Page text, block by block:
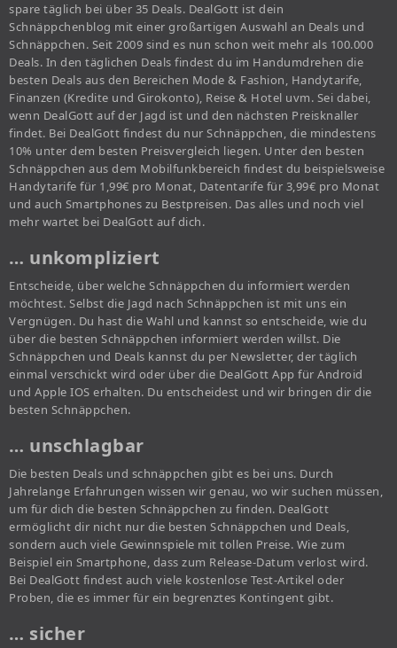
spare täglich bei über 35 Deals. DealGott ist dein
Schnäppchenblog mit einer großartigen Auswahl an Deals und
Schnäppchen. Seit 2009 sind es nun schon weit mehr als 100.000
Deals. In den täglichen Deals findest du im Handumdrehen die
besten Deals aus den Bereichen Mode & Fashion, Handytarife,
Finanzen (Kredite und Girokonto), Reise & Hotel uvm. Sei dabei,
wenn DealGott auf der Jagd ist und den nächsten Preisknaller
findet. Bei DealGott findest du nur Schnäppchen, die mindestens
10% unter dem besten Preisvergleich liegen. Unter den besten
Schnäppchen aus dem Mobilfunkbereich findest du beispielsweise
Handytarife für 1,99€ pro Monat, Datentarife für 3,99€ pro Monat
und auch Smartphones zu Bestpreisen. Das alles und noch viel
mehr wartet bei DealGott auf dich.
… unkompliziert
Entscheide, über welche Schnäppchen du informiert werden
möchtest. Selbst die Jagd nach Schnäppchen ist mit uns ein
Vergnügen. Du hast die Wahl und kannst so entscheide, wie du
über die besten Schnäppchen informiert werden willst. Die
Schnäppchen und Deals kannst du per Newsletter, der täglich
einmal verschickt wird oder über die DealGott App für Android
und Apple IOS erhalten. Du entscheidest und wir bringen dir die
besten Schnäppchen.
… unschlagbar
Die besten Deals und schnäppchen gibt es bei uns. Durch
Jahrelange Erfahrungen wissen wir genau, wo wir suchen müssen,
um für dich die besten Schnäppchen zu finden. DealGott
ermöglicht dir nicht nur die besten Schnäppchen und Deals,
sondern auch viele Gewinnspiele mit tollen Preise. Wie zum
Beispiel ein Smartphone, dass zum Release-Datum verlost wird.
Bei DealGott findest auch viele kostenlose Test-Artikel oder
Proben, die es immer für ein begrenztes Kontingent gibt.
… sicher